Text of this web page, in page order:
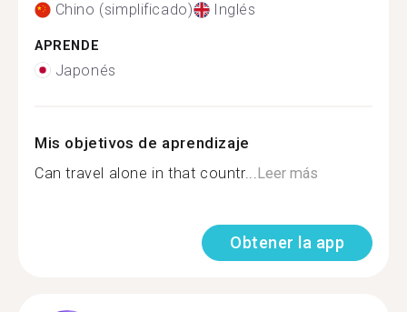
Chino (simplificado) Inglés
APRENDE
Japonés
Mis objetivos de aprendizaje
Can travel alone in that countr... Leer más
Obtener la app